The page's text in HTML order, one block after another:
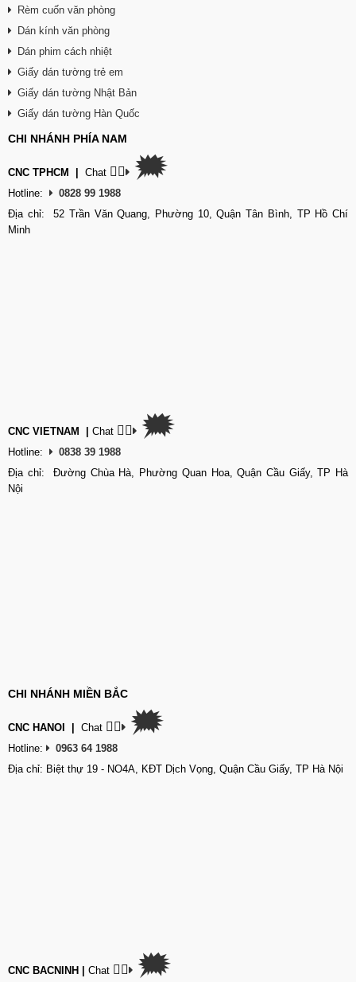
Rèm cuốn văn phòng
Dán kính văn phòng
Dán phim cách nhiệt
Giấy dán tường trẻ em
Giấy dán tường Nhật Bản
Giấy dán tường Hàn Quốc
CHI NHÁNH PHÍA NAM
CNC TPHCM Chat 👉🏽 🗯
Hotline:
0828 99 1988
Địa chỉ: 52 Trần Văn Quang, Phường 10, Quận Tân Bình, TP Hồ Chí
Minh
CNC VIETNAM Chat 👉🏽 🗯
Hotline:
0838 39 1988
Địa chỉ: Đường Chùa Hà, Phường Quan Hoa, Quận Cầu Giấy, TP Hà
Nội
CHI NHÁNH MIỀN BẮC
CNC HANOI Chat 👉🏽 🗯
Hotline:
0963 64 1988
Địa chỉ: Biệt thự 19 - NO4A, KĐT Dịch Vọng, Quận Cầu Giấy, TP Hà Nội
CNC BACNINH Chat 👉🏽 🗯